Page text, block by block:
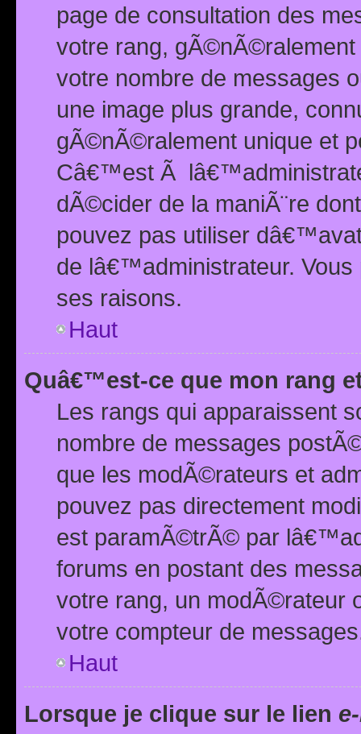
page de consultation des
votre rang,
votre nombre de messages
une image plus grande,
gÃ©nÃ©ralement unique et
Câ€™est Ã
dÃ©cider de la maniÃ¨re
pouvez pas utiliser
de lâ€™administrateur.
ses raisons.
Haut
Quâ€™est-ce que mon rang
Les rangs qui apparaissent
nombre de messages
que les modÃ©rateurs et
pouvez pas directement
est paramÃ©trÃ© par
forums en postant des
votre rang, un modÃ©rateur
votre compteur de
Haut
Lorsque je clique sur le lien